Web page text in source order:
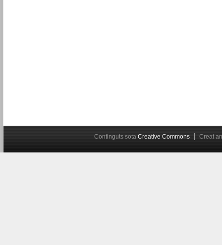
Continguts sota Creative Commons Creat